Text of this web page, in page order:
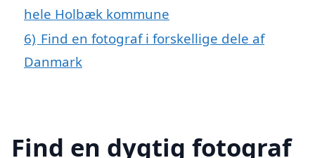
hele Holbæk kommune
6) Find en fotograf i forskellige dele af
Danmark
Find en dygtig fotograf